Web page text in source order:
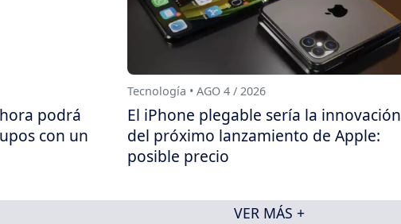
podrá
con un
Tecnología • AGO 4 / 2026
El iPhone plegable sería la innovación
del próximo lanzamiento de Apple:
posible precio
VER MÁS +